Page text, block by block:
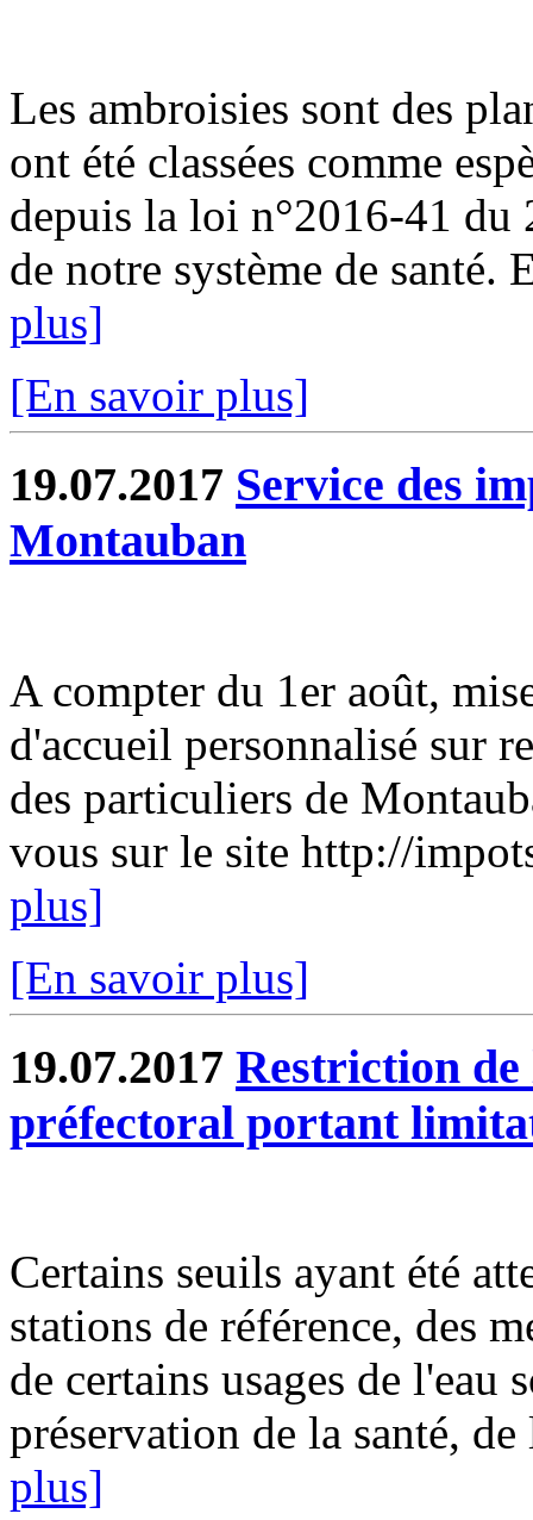
Les ambroisies sont des
ont été classées comme
depuis la loi n°2016-41
de notre système de santé.
plus]
[En savoir plus]
19.07.2017 Service des
Montauban
A compter du 1er août,
d'accueil personnalisé sur
des particuliers de
vous sur le site http://
plus]
[En savoir plus]
19.07.2017 Restriction
préfectoral portant
Certains seuils ayant été
stations de référence, des
de certains usages de l'eau
préservation de la santé,
plus]